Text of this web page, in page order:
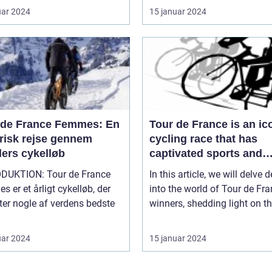
2024 15 januar 2024
France Femmes: En
rejse gennem
cykelløb
Tour de France
er et årligt cykelløb, der
nogle af verdens bedste
2024
Tour de France is an
cycling race that has
captivated sports and
leisure enthusiasts for
a century
In this article, we will delve
into the world of Tour de
winners, shedding light on
15 januar 2024